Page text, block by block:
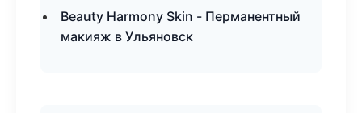
Beauty Harmony Skin - Перманентный
макияж в Ульяновск